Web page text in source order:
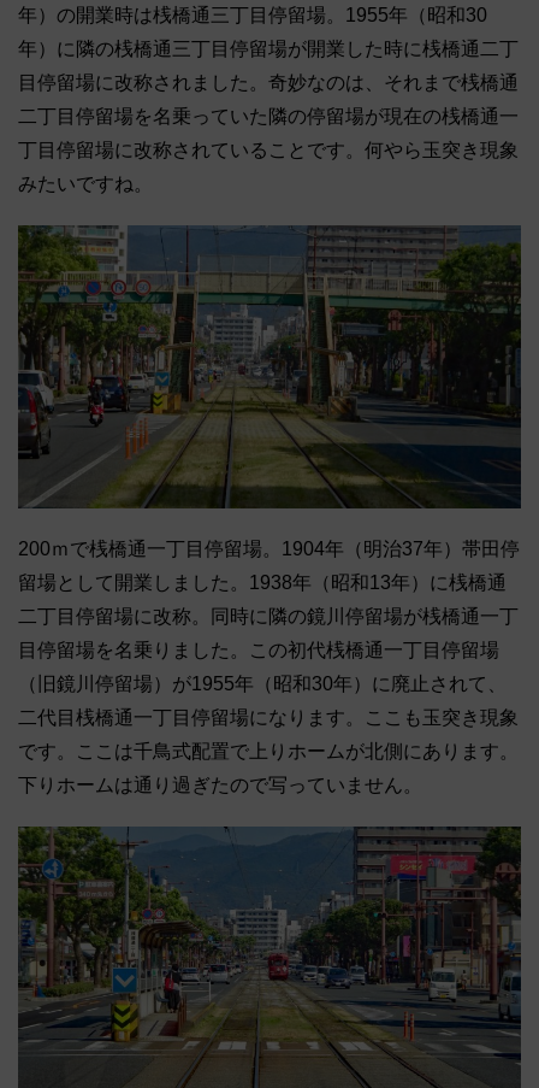
年）の開業時は桟橋通三丁目停留場。1955年（昭和30
年）に隣の桟橋通三丁目停留場が開業した時に桟橋通二丁
目停留場に改称されました。奇妙なのは、それまで桟橋通
二丁目停留場を名乗っていた隣の停留場が現在の桟橋通一
丁目停留場に改称されていることです。何やら玉突き現象
みたいですね。
200ｍで桟橋通一丁目停留場。1904年（明治37年）帯田停
留場として開業しました。1938年（昭和13年）に桟橋通
二丁目停留場に改称。同時に隣の鏡川停留場が桟橋通一丁
目停留場を名乗りました。この初代桟橋通一丁目停留場
（旧鏡川停留場）が1955年（昭和30年）に廃止されて、
二代目桟橋通一丁目停留場になります。ここも玉突き現象
です。ここは千鳥式配置で上りホームが北側にあります。
下りホームは通り過ぎたので写っていません。